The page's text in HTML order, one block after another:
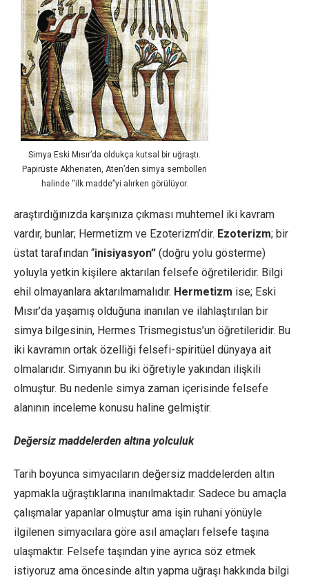
Simya Eski Mısır’da oldukça kutsal bir uğraştı.
Papirüste Akhenaten, Aten’den simya sembolleri
halinde “ilk madde”yi alırken görülüyor.
araştırdığınızda karşınıza çıkması muhtemel iki kavram
vardır, bunlar; Hermetizm ve Ezoterizm’dir. Ezoterizm; bir
üstat tarafından “inisiyasyon” (doğru yolu gösterme)
yoluyla yetkin kişilere aktarılan felsefe öğretileridir. Bilgi
ehil olmayanlara aktarılmamalıdır. Hermetizm ise; Eski
Mısır’da yaşamış olduğuna inanılan ve ilahlaştırılan bir
simya bilgesinin, Hermes Trismegistus’un öğretileridir. Bu
iki kavramın ortak özelliği felsefi-spiritüel dünyaya ait
olmalarıdır. Simyanın bu iki öğretiyle yakından ilişkili
olmuştur. Bu nedenle simya zaman içerisinde felsefe
alanının inceleme konusu haline gelmiştir.
Değersiz maddelerden altına yolculuk
Tarih boyunca simyacıların değersiz maddelerden altın
yapmakla uğraştıklarına inanılmaktadır. Sadece bu amaçla
çalışmalar yapanlar olmuştur ama işin ruhani yönüyle
ilgilenen simyacılara göre asıl amaçları felsefe taşına
ulaşmaktır. Felsefe taşından yine ayrıca söz etmek
istiyoruz ama öncesinde altın yapma uğraşı hakkında bilgi